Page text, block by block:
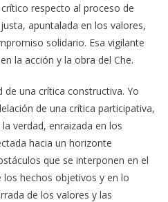
respecto al proceso de
apuntalada en los valores,
solidario. Esa vigilante
la acción y la obra del Che.
de una crítica constructiva. Yo
de una crítica participativa,
verdad, enraizada en los
hacia un horizonte
que se interponen en el
hechos objetivos y en lo
de los valores y las